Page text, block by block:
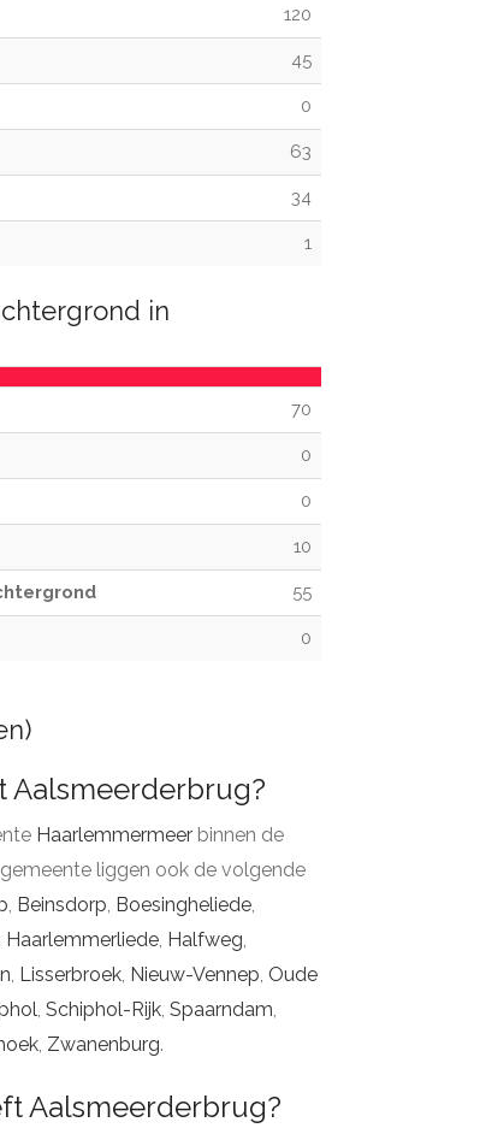
120
45
0
63
34
1
in
70
0
0
10
55
0
Aalsmeerderbrug?
Haarlemmermeer binnen de
liggen ook de volgende
, Beinsdorp, Boesingheliede,
Haarlemmerliede, Halfweg,
, Lisserbroek, Nieuw-Vennep, Oude
, Schiphol-Rijk, Spaarndam,
, Zwanenburg.
Aalsmeerderbrug?